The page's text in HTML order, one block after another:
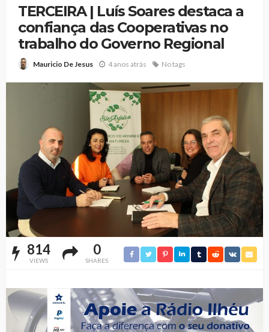
TERCEIRA | Luís Soares destaca a
confiança das Cooperativas no
trabalho do Governo Regional
Mauricio De Jesus 4 anos atrás No tags
814
VIEWS
0
SHARES